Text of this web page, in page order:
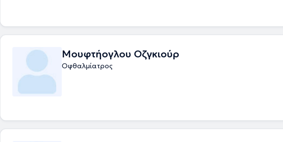
Μουφτήογλου Οζγκιούρ
Οφθαλμίατρος